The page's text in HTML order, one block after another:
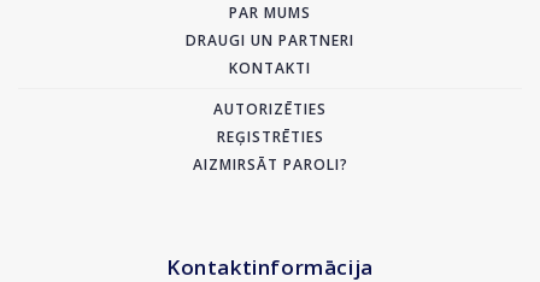
PAR MUMS
DRAUGI UN PARTNERI
KONTAKTI
AUTORIZĒTIES
REĢISTRĒTIES
AIZMIRSĀT PAROLI?
Kontaktinformācija